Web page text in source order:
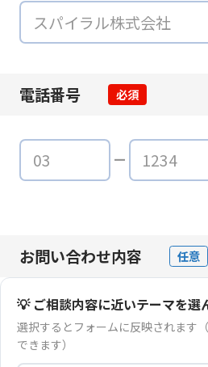
電話番号 必須
お問い合わせ内容 任意
💡 ご相談内容に近いテーマを選
選択するとフォームに反映されます
できます）